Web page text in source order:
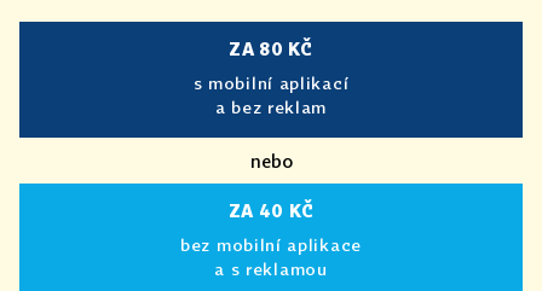
ZA 80 KČ
s mobilní aplikací
a bez reklam
nebo
ZA 40 KČ
bez mobilní aplikace
a s reklamou